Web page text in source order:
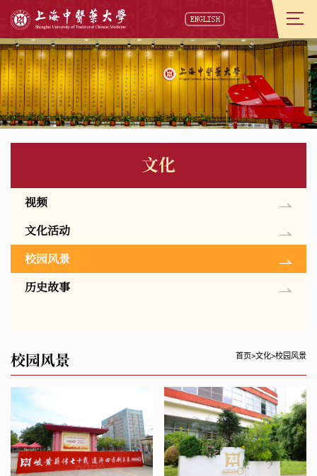
文化
视频
文化活动
校园风景
历史故事
校园风景 首页>文化>校园风景